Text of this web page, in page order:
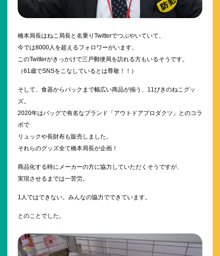
橋本局長はねこ局長と名乗りTwitterでつぶやいていて、
今では8000人を超えるフォロワーがいます。
このTwitterがきっかけで三戸郵便局を訪れる方もいるそうです。
（61歳でSNSをこなしているとは尊敬！！）
そして、食器からバックまで幅広い商品が揃う、11ぴきのねこグッ
ズ。
2020年はバッグで有名なブランド「アウトドアプロダクツ」とのコラ
ボで
リュックや長財布も販売しました。
それらのグッズ全て橋本局長が企画！
商品化する時にメーカーの方に協力していただくそうですが、
実現させるまでは一苦労。
1人ではできない。みんなの協力でできています。
とのことでした。